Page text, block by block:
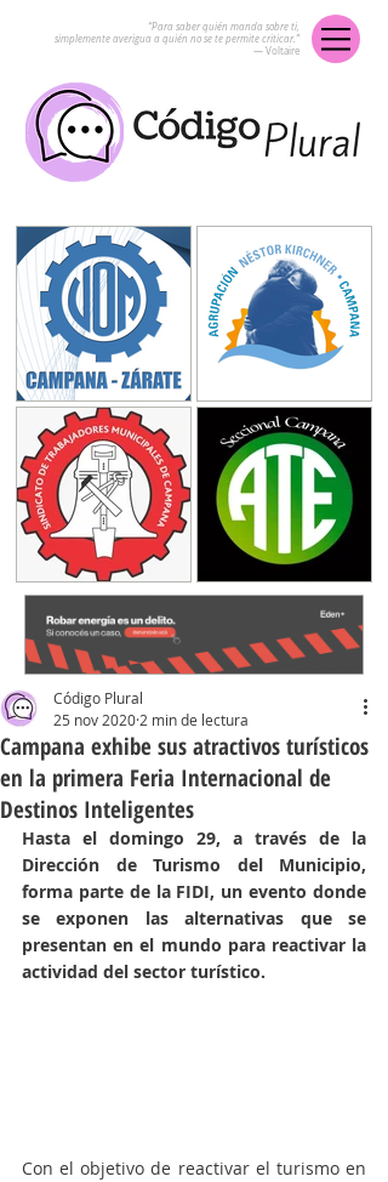
“Para saber quién manda sobre ti,
simplemente averigua a quién no se te permite criticar.”
― Voltaire
Campana exhibe sus atractivos turísticos
en la primera Feria Internacional de
Destinos Inteligentes
Código Plural
25 nov 2020 2 min de lectura
Hasta el domingo 29, a través de la
Dirección de Turismo del Municipio,
forma parte de la FIDI, un evento donde
se exponen las alternativas que se
presentan en el mundo para reactivar la
actividad del sector turístico.
Con el objetivo de reactivar el turismo en